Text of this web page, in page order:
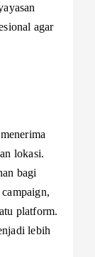
agar
lokasi.
bagi
platform.
lebih